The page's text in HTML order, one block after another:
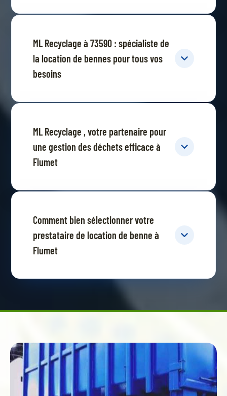
ML Recyclage à 73590 : spécialiste de
la location de bennes pour tous vos
besoins
ML Recyclage , votre partenaire pour
une gestion des déchets efficace à
Flumet
Comment bien sélectionner votre
prestataire de location de benne à
Flumet